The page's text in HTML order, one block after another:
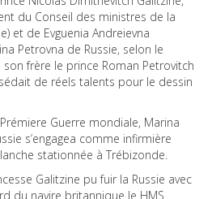
du Conseil des ministres de la
et de Evguenia Andreievna
Petrovna de Russie, selon le
frère le prince Roman Petrovitch
de réels talents pour le dessin
Guerre mondiale, Marina
s’engagea comme infirmière
stationnée à Trébizonde.
Galitzine pu fuir la Russie avec
du navire britannique le HMS